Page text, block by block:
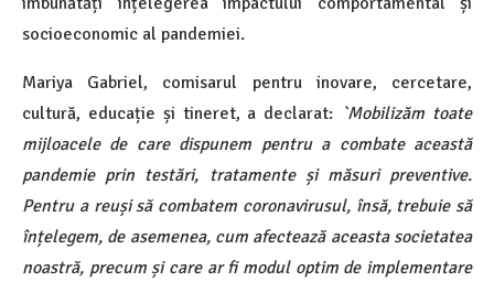
socioeconomic al pandemiei.
Mariya Gabriel, comisarul pentru inovare, cercetare,
cultură, educație și tineret, a declarat: `Mobilizăm toate
mijloacele de care dispunem pentru a combate această
pandemie prin testări, tratamente și măsuri preventive.
Pentru a reuși să combatem coronavirusul, însă, trebuie să
înțelegem, de asemenea, cum afectează aceasta societatea
noastră, precum și care ar fi modul optim de implementare